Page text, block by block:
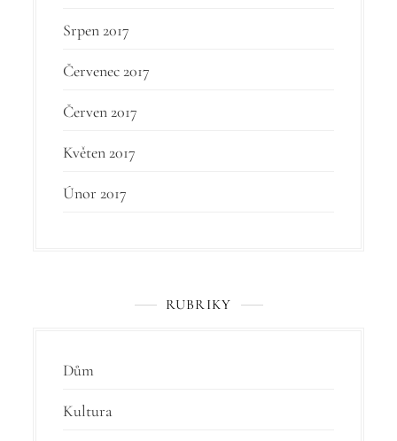
Srpen 2017
Červenec 2017
Červen 2017
Květen 2017
Únor 2017
RUBRIKY
Dům
Kultura